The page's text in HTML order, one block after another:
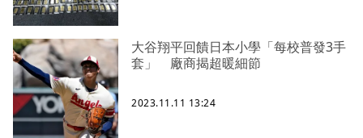
大谷翔平回饋日本小學「每校普發3手
套」 廠商揭超暖細節
2023.11.11 13:24